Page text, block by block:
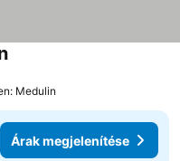
Medulin
Árak megjelenítése